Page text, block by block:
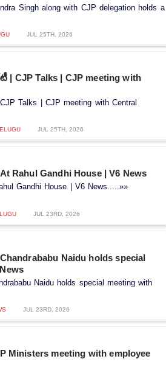
Singh along with CJP delegation holds a
JUL 25TH, 2026
CJP Talks | CJP meeting with
Talks | CJP meeting with Central
JUL 25TH, 2026
Rahul Gandhi House | V6 News
Gandhi House | V6 News.....»»
JUL 23RD, 2026
Naidu holds special
Naidu holds special meeting with
JUL 23RD, 2026
Ministers meeting with employee